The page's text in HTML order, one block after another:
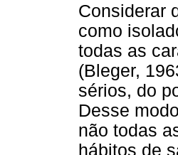
Considerar
como
todas as
(Bleger,
sérios, do
Desse
não todas
hábitos de